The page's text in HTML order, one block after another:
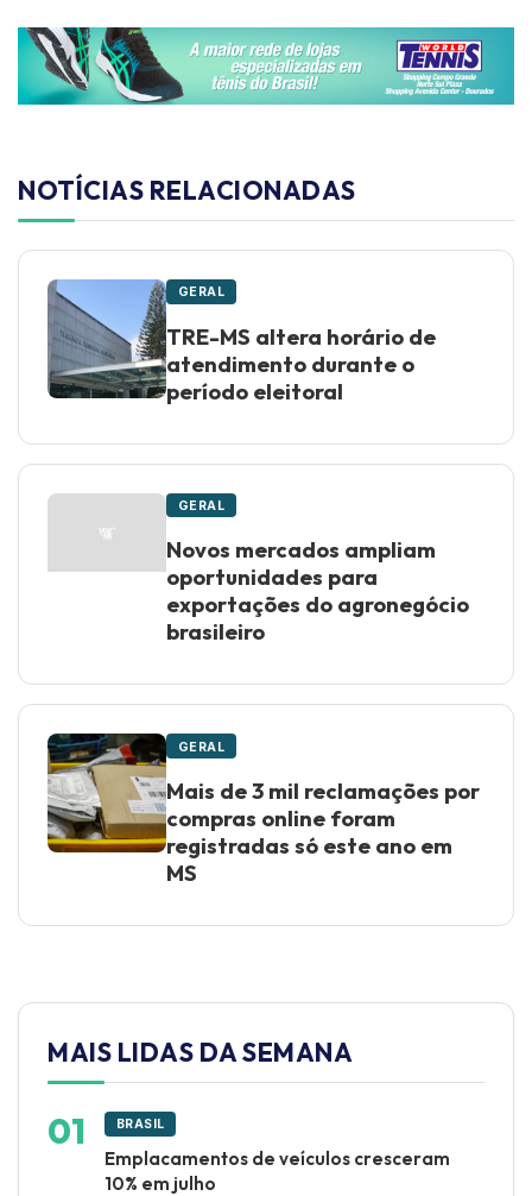
NOTÍCIAS RELACIONADAS
GERAL
TRE-MS altera horário de
atendimento durante o
período eleitoral
GERAL
Novos mercados ampliam
oportunidades para
exportações do agronegócio
brasileiro
GERAL
Mais de 3 mil reclamações por
compras online foram
registradas só este ano em
MS
MAIS LIDAS DA SEMANA
BRASIL
Emplacamentos de veículos cresceram
10% em julho